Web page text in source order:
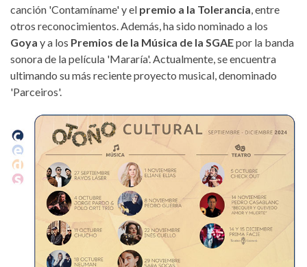
canción 'Contamíname' y el premio a la Tolerancia, entre
otros reconocimientos. Además, ha sido nominado a los
Goya y a los Premios de la Música de la SGAEpor la banda
sonora de la película 'Mararía'. Actualmente, se encuentra
ultimando su más reciente proyecto musical, denominado
'Parceiros'.
otono-cultural-cajacanarias-2024.jpg